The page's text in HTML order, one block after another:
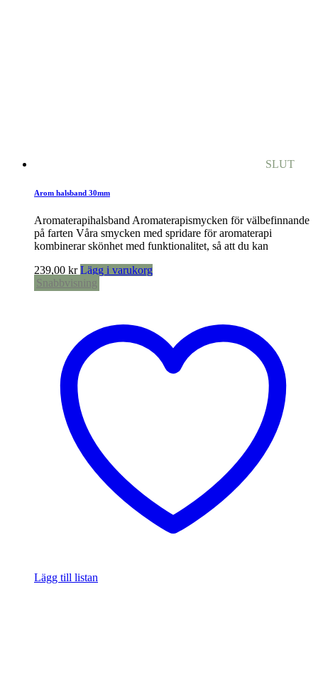
SLUT
Arom halsband 30mm
Aromaterapihalsband Aromaterapismycken för välbefinnande
på farten Våra smycken med spridare för aromaterapi
kombinerar skönhet med funktionalitet, så att du kan
239,00 kr Lägg i varukorg
Snabbvisning
Lägg till listan